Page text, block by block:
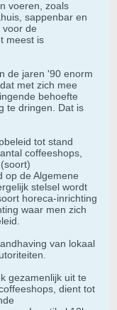
voeren, zoals
sappenbar en
voor de
meest is
de jaren '90 enorm
met zich mee
behoefte
te dringen. Dat is
tot stand
coffeeshops,
op de Algemene
stelsel wordt
horeca-inrichting
waar men zich
van lokaal
gezamenlijk uit te
dient tot